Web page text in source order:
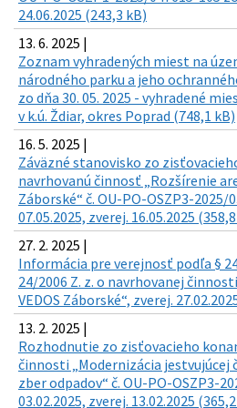
24.06.2025 (243,3 kB)
13. 6. 2025 |
Zoznam vyhradených miest na
národného parku a jeho
zo dňa 30. 05. 2025 - vyhradené
v k.ú. Ždiar, okres Poprad (748,1 kB)
16. 5. 2025 |
Záväzné stanovisko zo
navrhovanú činnosť „Rozšírenie
Záborské“ č. OU-PO-OSZP3-2025/
07.05.2025, zverej. 16.05.2025
27. 2. 2025 |
Informácia pre verejnosť podľa §
24/2006 Z. z. o navrhovanej
VEDOS Záborské“, zverej.
13. 2. 2025 |
Rozhodnutie zo zisťovacieho
činnosti „Modernizácia jestvujúcej
zber odpadov“ č. OU-PO-OSZP3-
03.02.2025, zverej. 13.02.2025